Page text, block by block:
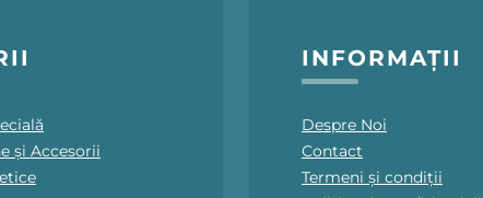
și Accesorii
INFORMAȚII
Despre Noi
Contact
Termeni și condiții